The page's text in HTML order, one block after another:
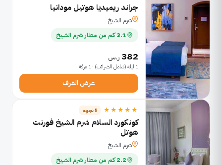
جراند ريميديا هوتيل مودانيا
شرم الشيخ
3.1 كم من مطار شرم الشيخ
382 ر.س
1 ليلة (شامل الضرائب) · 1 غرفة
عرض الغرف
★★★★★ 5 نجوم
كونكورد السلام شرم الشيخ فورنت
هوتل
شرم الشيخ
2.2 كم من مطار شرم الشيخ